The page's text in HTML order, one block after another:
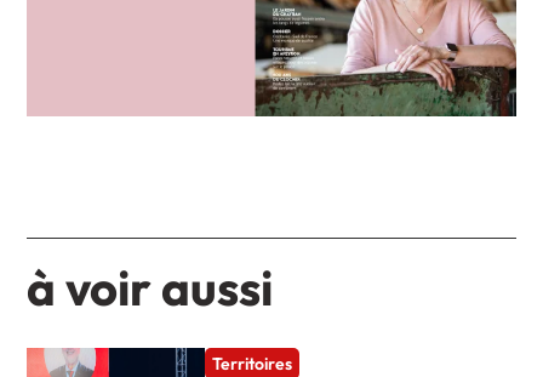
à voir aussi
Territoires